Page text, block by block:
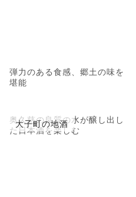
弾力のある食感、郷土の味を
堪能
大子町の地酒
奥久慈の良質の水が醸し出し
た日本酒を楽しむ